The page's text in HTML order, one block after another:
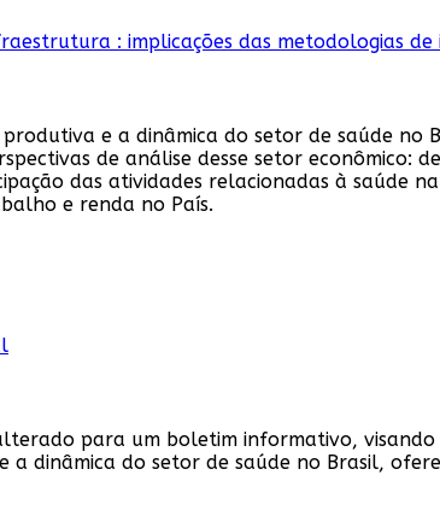
e a dinâmica do setor de saúde no
de análise desse setor econômico:
das atividades relacionadas à saúde
e renda no País.
para um boletim informativo,
dinâmica do setor de saúde no Brasil,